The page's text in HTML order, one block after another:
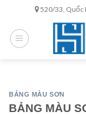
content
520/33, Quốc
BẢNG MÀU SƠN
BẢNG MÀU